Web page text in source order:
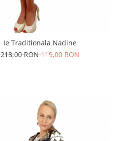
Ie Traditionala Nadine
218,00 RON119,00 RON